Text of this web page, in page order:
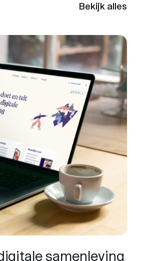
Bekijk alles
samenleving